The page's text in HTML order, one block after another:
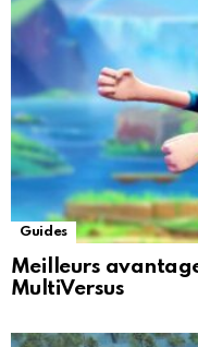
Guides
Meilleurs
MultiVersus